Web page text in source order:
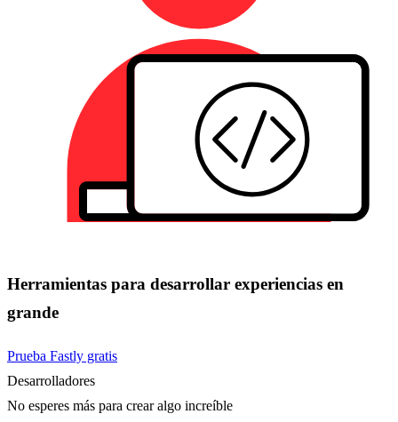
Herramientas para desarrollar experiencias en
grande
Prueba Fastly gratis
Desarrolladores
No esperes más para crear algo increíble